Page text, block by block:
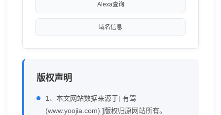
Alexa查询
域名信息
版权声明
1、本文网站数据来源于[ 有驾
(www.yoojia.com) ]版权归原网站所有。